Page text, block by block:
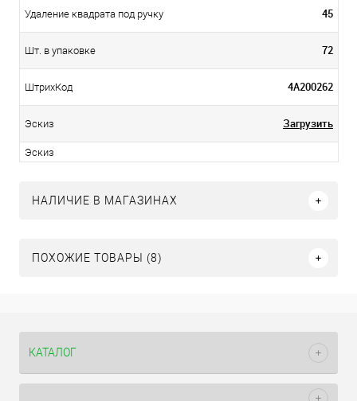
Удаление квадрата под ручку 45
Шт. в упаковке 72
ШтрихКод 4А200262
Эскиз Загрузить
Эскиз
НАЛИЧИЕ В МАГАЗИНАХ
ПОХОЖИЕ ТОВАРЫ (8)
КАТАЛОГ